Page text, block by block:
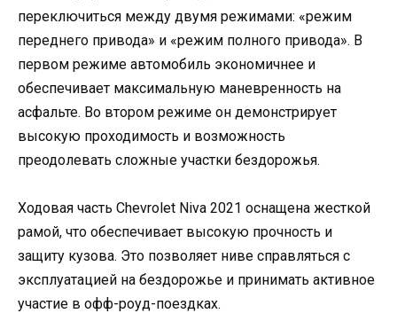
переключиться между двумя режимами: «режим
переднего привода» и «режим полного привода». В
первом режиме автомобиль экономичнее и
обеспечивает максимальную маневренность на
асфальте. Во втором режиме он демонстрирует
высокую проходимость и возможность
преодолевать сложные участки бездорожья.
Ходовая часть Chevrolet Niva 2021 оснащена жесткой
рамой, что обеспечивает высокую прочность и
защиту кузова. Это позволяет ниве справляться с
эксплуатацией на бездорожье и принимать активное
участие в офф-роуд-поездках.